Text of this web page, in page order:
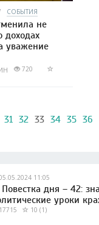
СОБЫТИЯ
не
доходах
уважение
720
31 32 33 34 35 36
11:05
Повестка дня – 42:
уроки
17715 10 (1)